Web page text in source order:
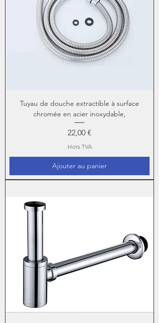
Tuyau de douche extractible à surface
chromée en acier inoxydable,
Prix
22,00 €
Hors TVA
Ajouter au panier